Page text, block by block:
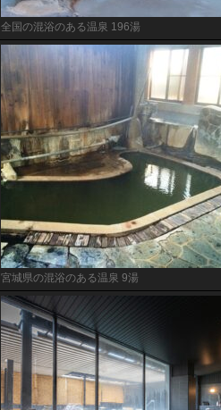
全国の混浴のある温泉 196湯
宮城県の混浴のある温泉 9湯